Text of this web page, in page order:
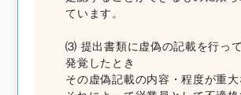
ています。
⑶ 提出書類に虚偽の記載を行っ
発覚したとき
その虚偽記載の内容・程度が重大